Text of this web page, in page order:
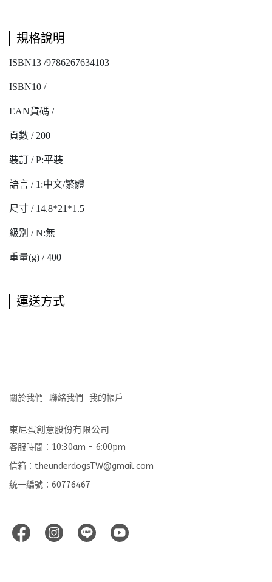
規格說明
ISBN13 /9786267634103
ISBN10 /
EAN貨碼 /
頁數 / 200
裝訂 / P:平裝
語言 / 1:中文/繁體
尺寸 / 14.8*21*1.5
級別 / N:無
重量(g) / 400
運送方式
關於我們 聯絡我們 我的帳戶
東尼蛋創意股份有限公司
客服時間：10:30am - 6:00pm
信箱：theunderdogsTW@gmail.com
統一編號：60776467